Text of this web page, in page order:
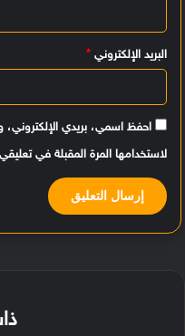
البريد الإلكتروني *
احفظ اسمي، بريدي الإلكتروني،
لاستخدامها المرة المقبلة في